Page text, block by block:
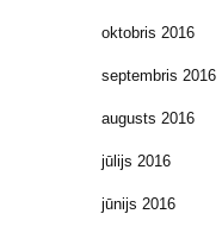
oktobris 2016
septembris 2016
augusts 2016
jūlijs 2016
jūnijs 2016